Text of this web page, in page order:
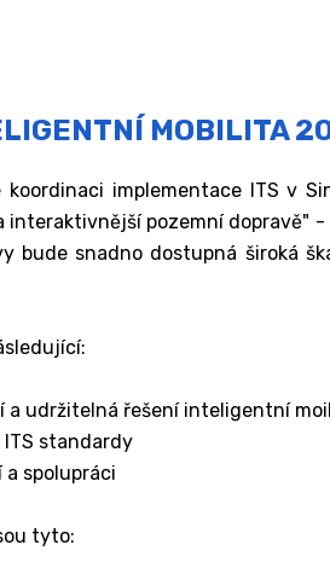
MOBILITA
koordinaci implementace ITS v
interaktivnější pozemní
bude snadno dostupná široká
a udržitelná řešení inteligentní
standardy
spolupráci
tyto: